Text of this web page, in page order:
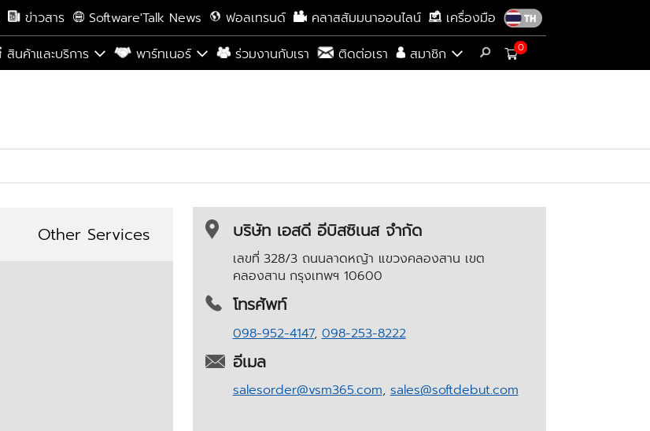
ข่าวสาร Software'Talk News ฟอลเทรนด์ คลาสสัมมนาออนไลน์
เครื่องมือ
สินค้าและบริการ พาร์ทเนอร์ ร่วมงานกับเรา ติดต่อเรา สมาชิก 0
Other Services บริษัท เอสดี อีบิสซิเนส จำกัด
เลขที่ 328/3 ถนนลาดหญ้า แขวงคลองสาน เขต
คลองสาน กรุงเทพฯ 10600
โทรศัพท์
098-952-4147, 098-253-8222
อีเมล
salesorder@vsm365.com,sales@softdebut.com